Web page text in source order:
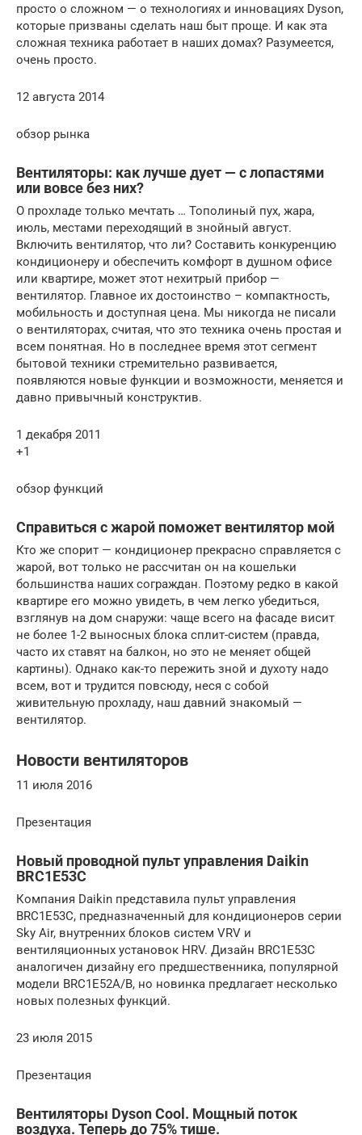
просто о сложном — о технологиях и инновациях Dyson,
которые призваны сделать наш быт проще. И как эта
сложная техника работает в наших домах? Разумеется,
очень просто.
12 августа 2014
обзор рынка
Вентиляторы: как лучше дует — с лопастями
или вовсе без них?
О прохладе только мечтать … Тополиный пух, жара,
июль, местами переходящий в знойный август.
Включить вентилятор, что ли? Составить конкуренцию
кондиционеру и обеспечить комфорт в душном офисе
или квартире, может этот нехитрый прибор —
вентилятор. Главное их достоинство – компактность,
мобильность и доступная цена. Мы никогда не писали
о вентиляторах, считая, что это техника очень простая и
всем понятная. Но в последнее время этот сегмент
бытовой техники стремительно развивается,
появляются новые функции и возможности, меняется и
давно привычный конструктив.
1 декабря 2011
+1
обзор функций
Справиться с жарой поможет вентилятор мой
Кто же спорит — кондиционер прекрасно справляется с
жарой, вот только не рассчитан он на кошельки
большинства наших сограждан. Поэтому редко в какой
квартире его можно увидеть, в чем легко убедиться,
взглянув на дом снаружи: чаще всего на фасаде висит
не более 1-2 выносных блока сплит-систем (правда,
часто их ставят на балкон, но это не меняет общей
картины). Однако как-то пережить зной и духоту надо
всем, вот и трудится повсюду, неся с собой
живительную прохладу, наш давний знакомый —
вентилятор.
Новости вентиляторов
11 июля 2016
Презентация
Новый проводной пульт управления Daikin
BRC1E53C
Компания Daikin представила пульт управления
BRC1E53C, предназначенный для кондиционеров серии
Sky Air, внутренних блоков систем VRV и
вентиляционных установок HRV. Дизайн BRC1E53C
аналогичен дизайну его предшественника, популярной
модели BRC1E52A/B, но новинка предлагает несколько
новых полезных функций.
23 июля 2015
Презентация
Вентиляторы Dyson Cool. Мощный поток
воздуха. Теперь до 75% тише.